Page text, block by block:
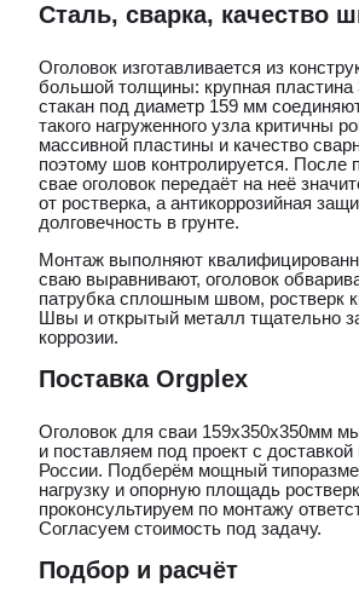
Сталь, сварка, качество
Оголовок изготавливается из
большой толщины: крупная пластина
стакан под диаметр 159 мм
такого нагруженного узла критичны
массивной пластины и качество
поэтому шов контролируется. После
свае оголовок передаёт на неё
от ростверка, а антикоррозийная
долговечность в грунте.
Монтаж выполняют
сваю выравнивают, оголовок
патрубка сплошным швом, ростверк
Швы и открытый металл тщательно
коррозии.
Поставка Orgplex
Оголовок для сваи 159x350x350мм
и поставляем под проект с
России. Подберём мощный
нагрузку и опорную площадь
проконсультируем по монтажу
Согласуем стоимость под задачу.
Подбор и расчёт